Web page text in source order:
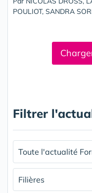
POULIOT, SANDRA
Filtrer
Toute l'actualité
Filières